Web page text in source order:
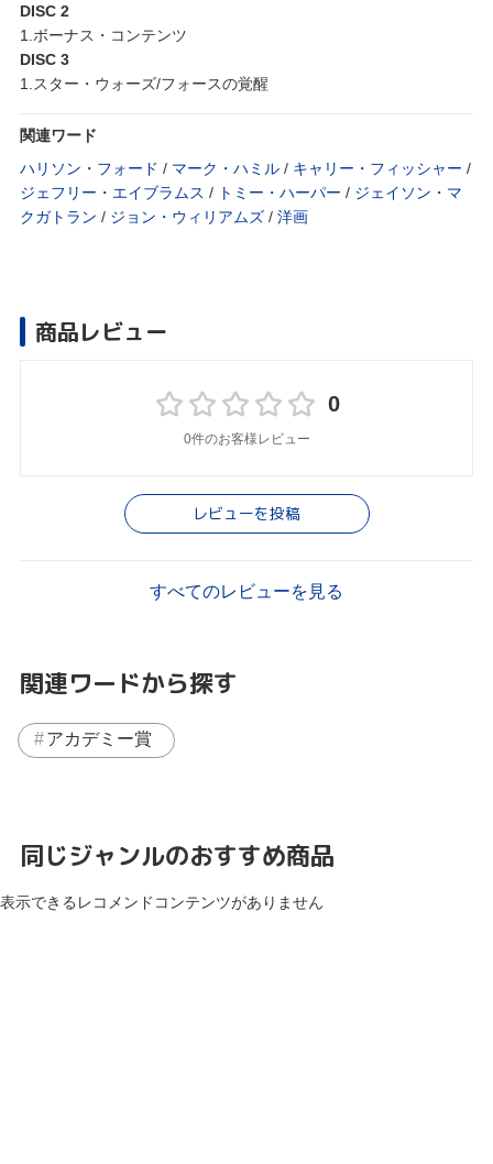
DISC 2
1.ボーナス・コンテンツ
DISC 3
1.スター・ウォーズ/フォースの覚醒
関連ワード
ハリソン・フォード / マーク・ハミル / キャリー・フィッシャー /
ジェフリー・エイブラムス / トミー・ハーパー / ジェイソン・マ
クガトラン / ジョン・ウィリアムズ / 洋画
商品レビュー
0
0件のお客様レビュー
レビューを投稿
すべてのレビューを見る
関連ワードから探す
アカデミー賞
同じジャンルのおすすめ商品
表示できるレコメンドコンテンツがありません